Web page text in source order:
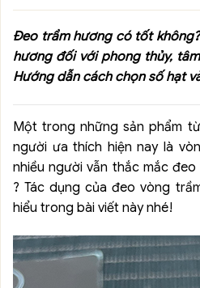
Đeo trầm hương có tốt
hương đối với phong thủy,
Hướng dẫn cách chọn số hạt
Một trong những sản phẩm
người ưa thích hiện nay là
nhiều người vẫn thắc mắc đeo
? Tác dụng của đeo vòng
hiểu trong bài viết này nhé!